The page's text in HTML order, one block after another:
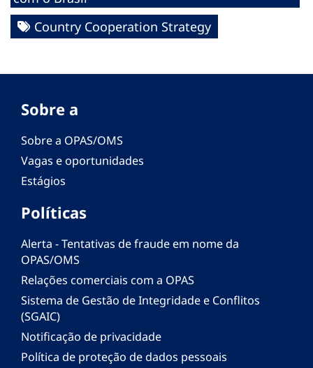
Country Cooperation Strategy
Sobre a
Sobre a OPAS/OMS
Vagas e oportunidades
Estágios
Políticas
Alerta - Tentativas de fraude em nome da
OPAS/OMS
Relações comerciais com a OPAS
Sistema de Gestão de Integridade e Conflitos
(SGAIC)
Notificação de privacidade
Política de proteção de dados pessoais